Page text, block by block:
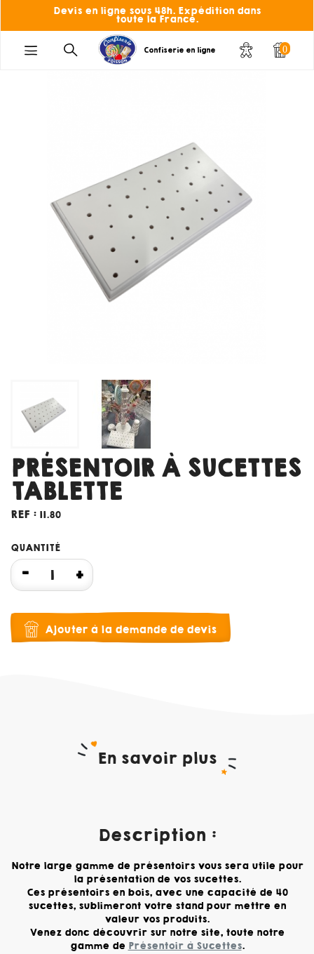
Devis en ligne sous 48h. Expédition dans
toute la France.
Confiserie en ligne 0
PRÉSENTOIR À SUCETTES
TABLETTE
REF : 11.80
QUANTITÉ
Ajouter à la demande de devis
En savoir plus
Description :
Notre large gamme de présentoirs vous sera utile pour
la présentation de vos sucettes.
Ces présentoirs en bois, avec une capacité de 40
sucettes, sublimeront votre stand pour mettre en
valeur vos produits.
Venez donc découvrir sur notre site, toute notre
gamme de Présentoir à Sucettes.